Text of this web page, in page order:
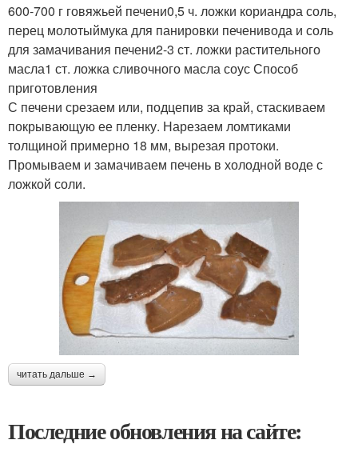
600-700 г говяжьей печени0,5 ч. ложки кориандра соль,
перец молотыймука для панировки печенивода и соль
для замачивания печени2-3 ст. ложки растительного
масла1 ст. ложка сливочного масла соус Способ
приготовления
С печени срезаем или, подцепив за край, стаскиваем
покрывающую ее пленку. Нарезаем ломтиками
толщиной примерно 18 мм, вырезая протоки.
Промываем и замачиваем печень в холодной воде с
ложкой соли.
читать дальше →
Последние обновления на сайте: